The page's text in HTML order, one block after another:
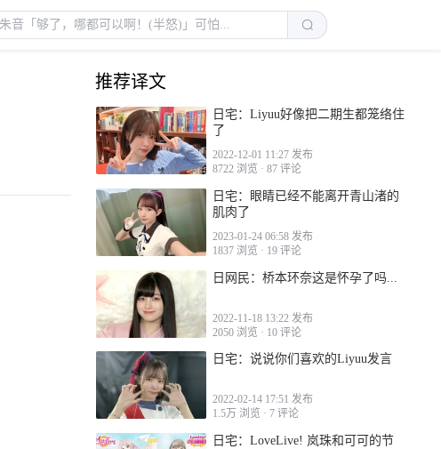
推荐译文
日宅：Liyuu好像把二期生都笼络住
了
2022-12-01 11:27 发布
8722 浏览 · 87 评论
日宅：眼睛已经不能离开青山渚的
肌肉了
2023-01-24 06:58 发布
1837 浏览 · 19 评论
日网民：桥本环奈这是怀孕了吗...
2022-11-18 13:22 发布
2050 浏览 · 10 评论
日宅：说说你们喜欢的Liyuu发言
2022-02-14 17:51 发布
1.5万 浏览 · 7 评论
日宅：LoveLive! 岚珠和可可的节